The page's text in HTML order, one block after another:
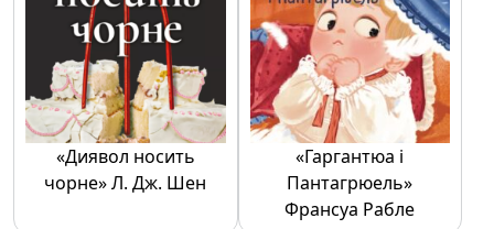
«Диявол носить
чорне» Л. Дж. Шен
«Гаргантюа і
Пантагрюель»
Франсуа Рабле